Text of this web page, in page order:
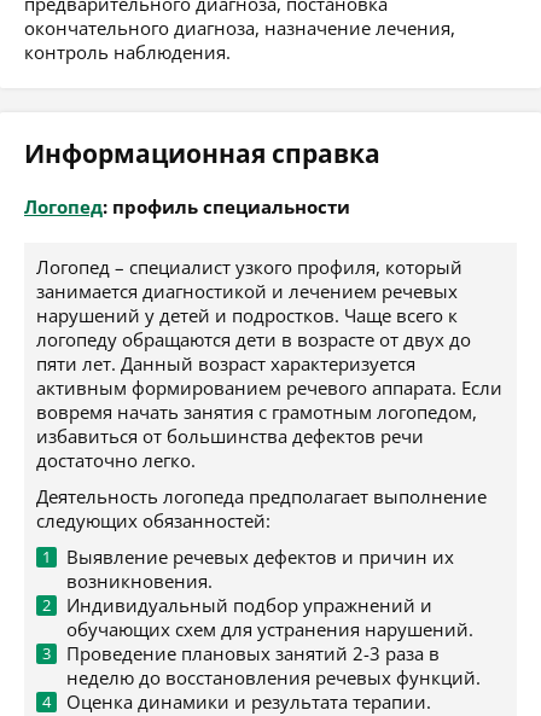
окончательного диагноза, назначение лечения,
контроль наблюдения.
Информационная справка
Логопед: профиль специальности
Логопед – специалист узкого профиля, который
занимается диагностикой и лечением речевых
нарушений у детей и подростков. Чаще всего к
логопеду обращаются дети в возрасте от двух до
пяти лет. Данный возраст характеризуется
активным формированием речевого аппарата. Если
вовремя начать занятия с грамотным логопедом,
избавиться от большинства дефектов речи
достаточно легко.
Деятельность логопеда предполагает выполнение
следующих обязанностей:
Выявление речевых дефектов и причин их
возникновения.
Индивидуальный подбор упражнений и
обучающих схем для устранения нарушений.
Проведение плановых занятий 2-3 раза в
неделю до восстановления речевых функций.
Оценка динамики и результата терапии.